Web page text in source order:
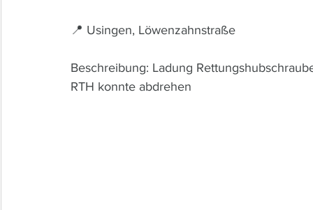
📍 Usingen, Löwenzahnstraße
Beschreibung: Ladung
RTH konnte abdrehen